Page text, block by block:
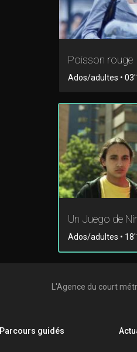
Poisson rouge
Ados/adultes •
Un Juego de
Ados/adultes •
L'Agence du court
Parcours guidés